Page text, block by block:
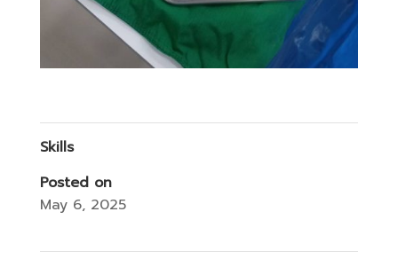
Skills
Posted on
May 6, 2025